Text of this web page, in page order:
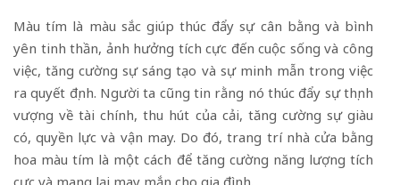
Màu tím là màu sắc giúp thúc đẩy sự cân bằng và bình
yên tinh thần, ảnh hưởng tích cực đến cuộc sống và công
việc, tăng cường sự sáng tạo và sự minh mẫn trong việc
ra quyết định. Người ta cũng tin rằng nó thúc đẩy sự thịnh
vượng về tài chính, thu hút của cải, tăng cường sự giàu
có, quyền lực và vận may. Do đó, trang trí nhà cửa bằng
hoa màu tím là một cách để tăng cường năng lượng tích
cực và mang lại may mắn cho gia đình.